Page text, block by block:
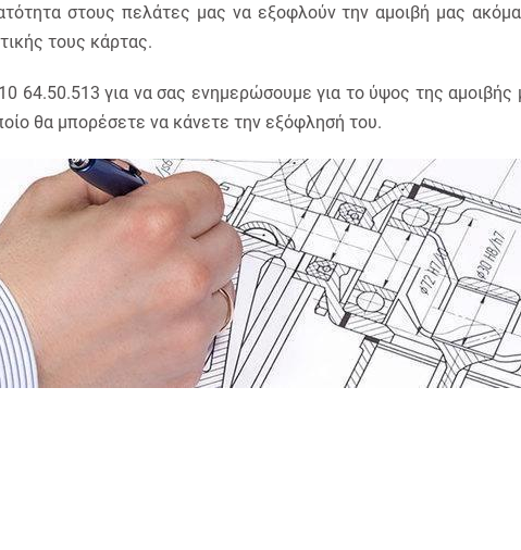
στους πελάτες μας να εξοφλούν την αμοιβή μας
τους κάρτας.
64.50.513 για να σας ενημερώσουμε για το ύψος της αμοιβής
θα μπορέσετε να κάνετε την εξόφλησή του.